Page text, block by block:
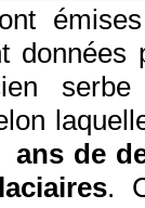
données
ans de
.